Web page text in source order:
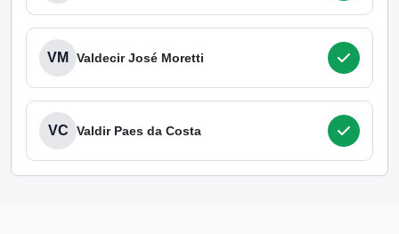
VM Valdecir José Moretti
VC Valdir Paes da Costa